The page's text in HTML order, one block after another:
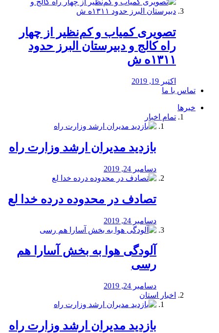
️تصویری کمیاب و کم‌نظیر از چهار
راه كالج و دبيرستان البرز حدود
۱۳۱۱ه ش
اکتبر 19, 2019
تماس با ما
خبرها
تمام اخبار
بازدید مدیران ارشد وزارت راه
دسامبر 24, 2019
تصادف در محدوده درده خدا لع
دسامبر 24, 2019
آلودگی هوا به بخش آسارا هم
رسی
دسامبر 24, 2019
اخبار استان
بازدید مدیران ارشد وزارت راه